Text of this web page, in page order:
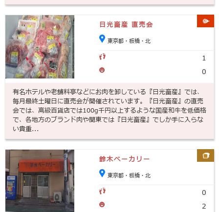
日光畜産 直売会
東京都・板橋・北
1
0
有名ホテルや老舗料亭などにお肉を卸している『日光畜産』では、
毎月最終土曜日に直売会が開催されています。『日光畜産』の直売
会では、高級百貨店では100g千円以上するような国産和牛を低価格
で、各地方のブランド肉や関東では『日光畜産』でしか手に入らな
い貴重...
鈴木ベーカリー
東京都・板橋・北
0
2